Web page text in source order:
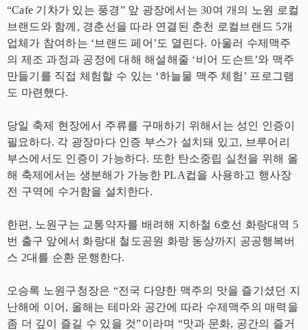
“Cafe 기차가 있는 풍경” 앞 광장에서는 30여 개의 노원 로컬
브랜드와 함께, 경춘선을 따라 연결된 춘천 로컬브랜드 5개
업체가 참여하는 ‘브랜드 페어’도 열린다. 아울러 수제맥주
의 제조 과정과 공정에 대해 해설해줄 ‘비어 도슨트’와 맥주
만들기를 직접 체험할 수 있는 ‘하늘물 맥주 체험’ 프로그램
도 마련했다.
당일 축제 현장에서 주류를 구매하기 위해서는 성인 인증이
필요하다. 각 광장마다 인증 부스가 설치돼 있고, 브루어리
부스에서도 인증이 가능하다. 또한 탄소중립 실천을 위해 올
해 축제에서는 생분해가 가능한 PLA컵을 사용하고 행사장
전 구역에 수거함을 설치한다.
한편, 노원구는 교통약자를 배려해 지하철 6호선 화랑대역 5
번 출구 앞에서 화랑대 철도공원 화랑 동상까지 공공행복버
스 2대를 순환 운행한다.
오승록 노원구청장은 “전국 다양한 맥주의 맛을 즐기셨던 지
난해에 이어, 올해는 테마와 공간에 따라 수제맥주의 매력을
좀 더 깊이 즐길 수 있을 것”이라며 “맛과 문화, 공간의 즐거